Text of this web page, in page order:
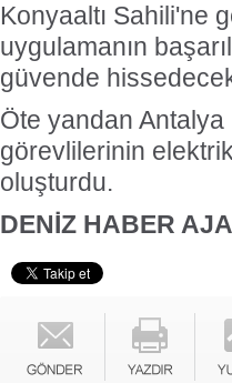
Konyaaltı Sahili'ne
uygulamanın
güvende
Öte yandan
görevlilerinin
oluşturdu.
DENİZ HABER